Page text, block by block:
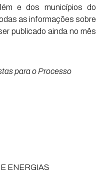
e dos municípios do
as informações sobre
publicado ainda no mês
para o Processo
ENERGIAS